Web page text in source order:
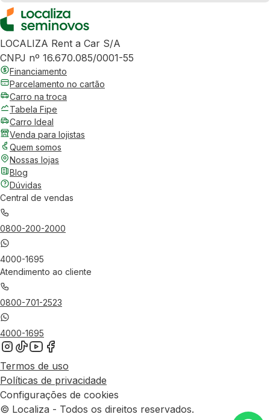
LOCALIZA Rent a Car S/A
CNPJ nº 16.670.085/0001-55
Financiamento
Parcelamento no cartão
Carro na troca
Tabela Fipe
Carro Ideal
Venda para lojistas
Quem somos
Nossas lojas
Blog
Dúvidas
Central de vendas
0800-200-2000
4000-1695
Atendimento ao cliente
0800-701-2523
4000-1695
Termos de uso
Políticas de privacidade
Configurações de cookies
© Localiza - Todos os direitos reservados.